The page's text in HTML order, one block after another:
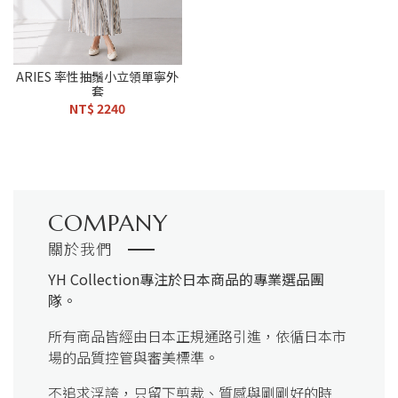
ARIES 率性抽鬚小立領單寧外
套
NT$ 2240
COMPANY
關於我們
YH Collection專注於日本商品的專業選品團
隊。
所有商品皆經由日本正規通路引進，依循日本市
場的品質控管與審美標準。
不追求浮誇，只留下剪裁、質感與剛剛好的時